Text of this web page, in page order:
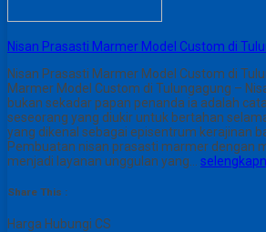
Nisan Prasasti Marmer Model Custom di
Nisan Prasasti Marmer Model Custom di
Marmer Model Custom di Tulungagung –
bukan sekadar papan penanda ia adalah
seseorang yang diukir untuk bertahan
yang dikenal sebagai episentrum kerajinan
Pembuatan nisan prasasti marmer dengan
menjadi layanan unggulan yang…
Share This :
Harga Hubungi CS